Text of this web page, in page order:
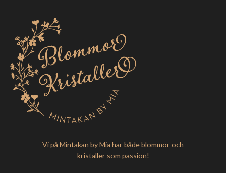
Vi på Mintakan by Mia har både blommor och
kristaller som passion!